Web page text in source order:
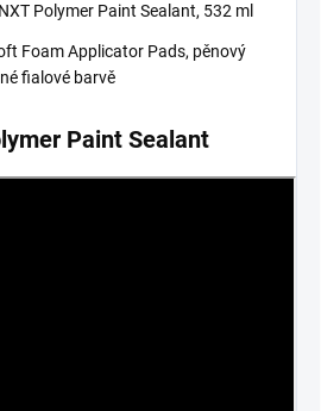
Polymer Paint Sealant, 532 ml
Foam Applicator Pads, pěnový
fialové barvě
Paint Sealant